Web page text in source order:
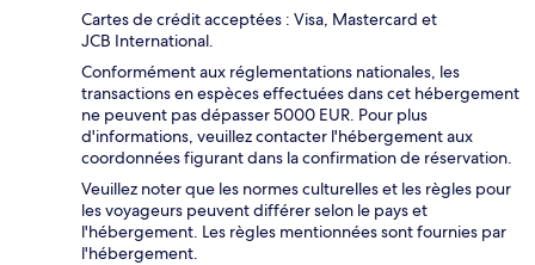
Cartes de crédit acceptées : Visa, Mastercard et
JCB International.
Conformément aux réglementations nationales, les
transactions en espèces effectuées dans cet hébergement
ne peuvent pas dépasser 5000 EUR. Pour plus
d'informations, veuillez contacter l'hébergement aux
coordonnées figurant dans la confirmation de réservation.
Veuillez noter que les normes culturelles et les règles pour
les voyageurs peuvent différer selon le pays et
l'hébergement. Les règles mentionnées sont fournies par
l'hébergement.